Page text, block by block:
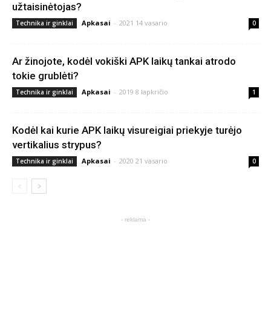
užtaisinėtojas?
Technika ir ginklai Apkasai - 2021 14 vasario 0
Ar žinojote, kodėl vokiški APK laikų tankai atrodo
tokie grublėti?
Technika ir ginklai Apkasai - 2019 8 lapkričio 1
Kodėl kai kurie APK laikų visureigiai priekyje turėjo
vertikalius strypus?
Technika ir ginklai Apkasai - 2020 21 vasario 0
- reklama -